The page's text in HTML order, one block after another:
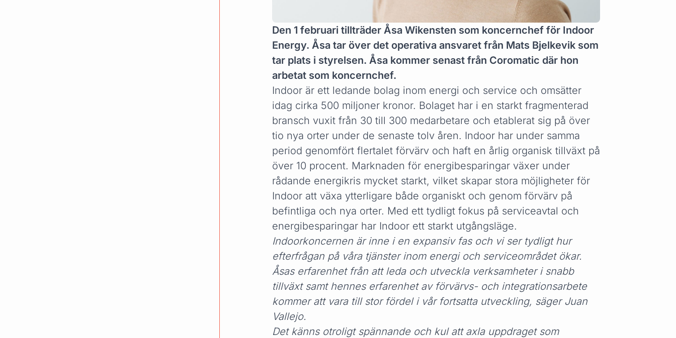
Den 1 februari tillträder Åsa Wikensten som koncernchef för Indoor
Energy. Åsa tar över det operativa ansvaret från Mats Bjelkevik som
tar plats i styrelsen. Åsa kommer senast från Coromatic där hon
arbetat som koncernchef.
Indoor är ett ledande bolag inom energi och service och omsätter
idag cirka 500 miljoner kronor. Bolaget har i en starkt fragmenterad
bransch vuxit från 30 till 300 medarbetare och etablerat sig på över
tio nya orter under de senaste tolv åren. Indoor har under samma
period genomfört flertalet förvärv och haft en årlig organisk tillväxt på
över 10 procent. Marknaden för energibesparingar växer under
rådande energikris mycket starkt, vilket skapar stora möjligheter för
Indoor att växa ytterligare både organiskt och genom förvärv på
befintliga och nya orter. Med ett tydligt fokus på serviceavtal och
energibesparingar har Indoor ett starkt utgångsläge.
Indoorkoncernen är inne i en expansiv fas och vi ser tydligt hur
efterfrågan på våra tjänster inom energi och serviceområdet ökar.
Åsas erfarenhet från att leda och utveckla verksamheter i snabb
tillväxt samt hennes erfarenhet av förvärvs- och integrationsarbete
kommer att vara till stor fördel i vår fortsatta utveckling, säger Juan
Vallejo.
Det känns otroligt spännande och kul att axla uppdraget som